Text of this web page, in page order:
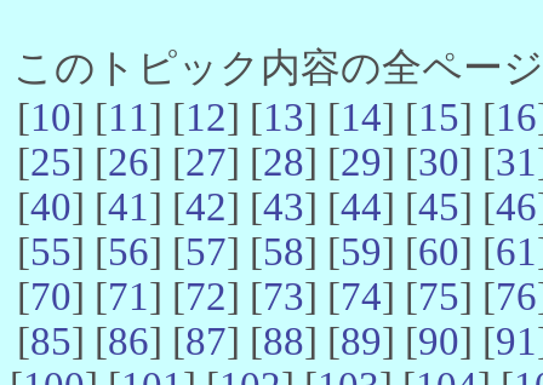
このトピック内容の全ペー
[10] [11] [12] [13] [14] [15] [16
[25] [26] [27] [28] [29] [30] [31
[40] [41] [42] [43] [44] [45] [46
[55] [56] [57] [58] [59] [60] [61
[70] [71] [72] [73] [74] [75] [76
[85] [86] [87] [88] [89] [90] [91